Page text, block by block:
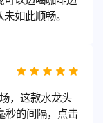
如此顺畅。
，这款水龙头
秒的间隔，点击